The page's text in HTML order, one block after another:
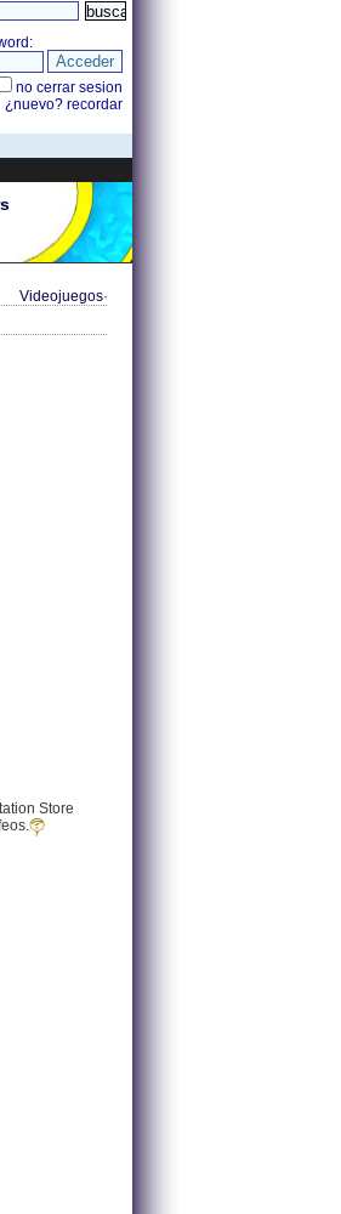
Videojuegos·
Store